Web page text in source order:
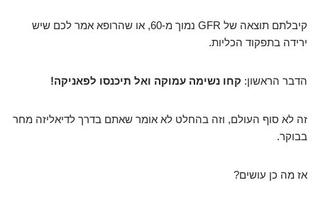
קיבלתם תוצאה של GFR נמוך מ-60, או שהרופא אמר לכם שיש
ירידה בתפקוד הכליות.
הדבר הראשון: קחו נשימה עמוקה ואל תיכנסו לפאניקה!
זה לא סוף העולם, וזה בהחלט לא אומר שאתם בדרך לדיאליזה מחר
בבוקר.
אז מה כן עושים?